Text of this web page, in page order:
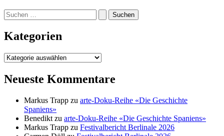
Suchen
nach:
Kategorien
Kategorien
Neueste Kommentare
Markus Trapp zu arte-Doku-Reihe «Die Geschichte
Spaniens»
Benedikt zu arte-Doku-Reihe «Die Geschichte Spaniens»
Markus Trapp zu Festivalbericht Berlinale 2026